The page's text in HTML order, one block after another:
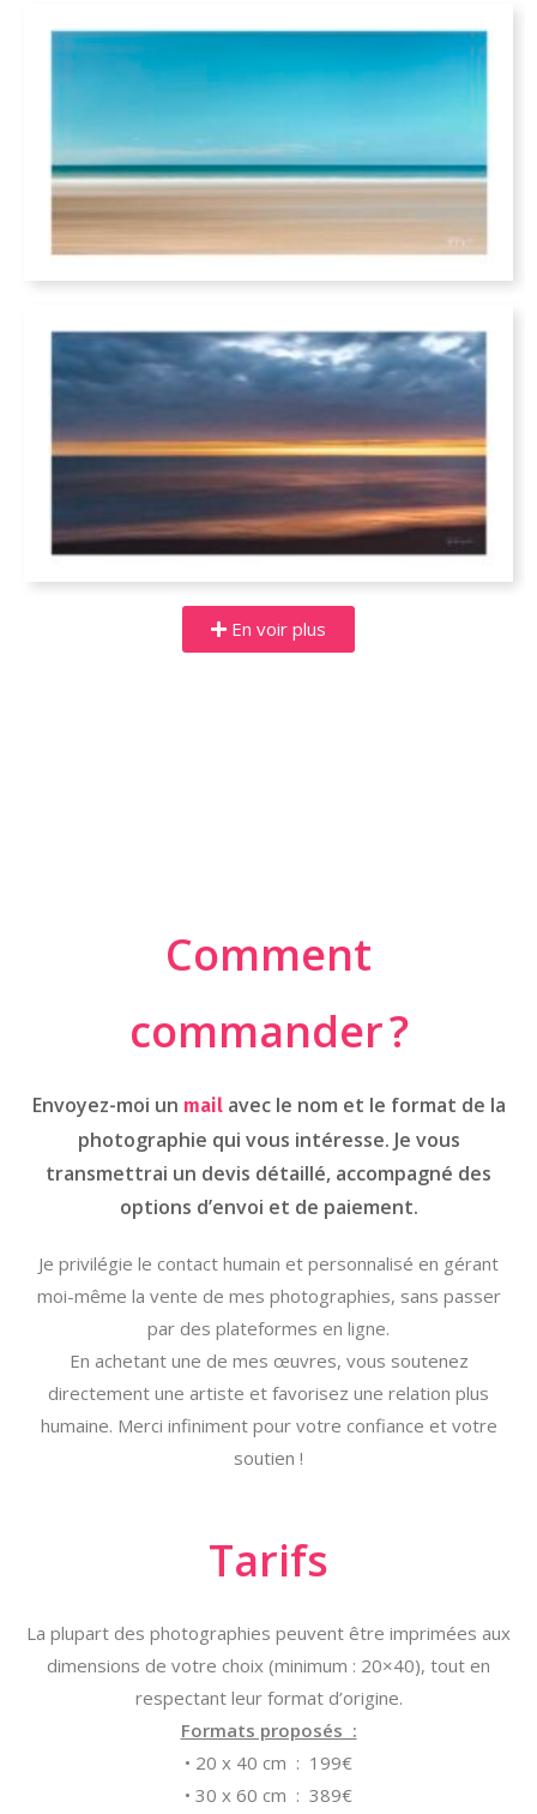
En voir plus
Comment
commander ?
Envoyez-moi un mailavec le nom et le format de la
photographie qui vous intéresse. Je vous
transmettrai un devis détaillé, accompagné des
options d’envoi et de paiement.
Je privilégie le contact humain et personnalisé en gérant
moi-même la vente de mes photographies, sans passer
par des plateformes en ligne.
En achetant une de mes œuvres, vous soutenez
directement une artiste et favorisez une relation plus
humaine. Merci infiniment pour votre confiance et votre
soutien !
Tarifs
La plupart des photographies peuvent être imprimées aux
dimensions de votre choix (minimum : 20×40), tout en
respectant leur format d’origine.
Formats proposés :
• 20 x 40 cm : 199€
• 30 x 60 cm : 389€